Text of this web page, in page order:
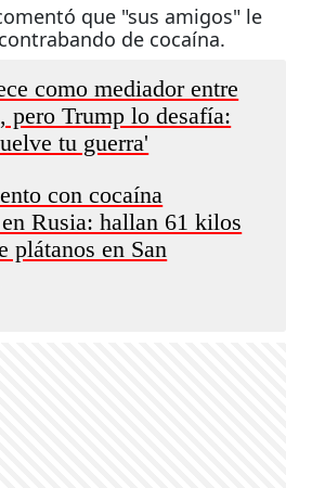
que "sus amigos" le
de cocaína.
como mediador entre
pero Trump lo desafía:
tu guerra'
con cocaína
Rusia: hallan 61 kilos
plátanos en San